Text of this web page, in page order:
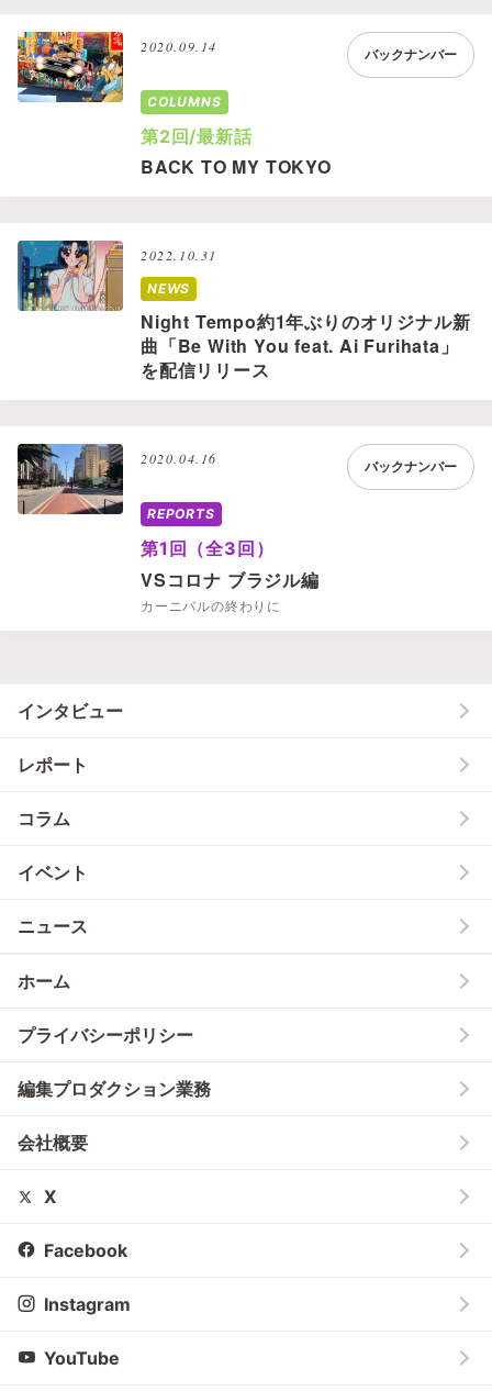
2020.09.14 バックナンバー
COLUMNS
第2回/最新話
BACK TO MY TOKYO
2022.10.31
NEWS
Night Tempo約1年ぶりのオリジナル新
曲「Be With You feat. Ai Furihata」
を配信リリース
2020.04.16 バックナンバー
REPORTS
第1回（全3回）
VSコロナ ブラジル編
カーニバルの終わりに
インタビュー
レポート
コラム
イベント
ニュース
ホーム
プライバシーポリシー
編集プロダクション業務
会社概要
X
Facebook
Instagram
YouTube